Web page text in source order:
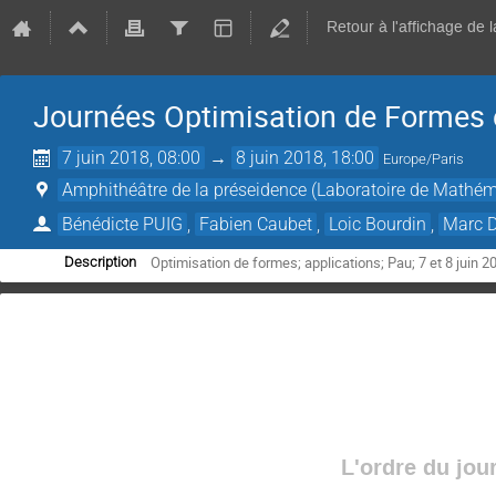
Retour à l'affichage de
Journées Optimisation de
7 juin 2018, 08:00 → 8 juin 2018, 18:00 Europe/Paris
Amphithéâtre de la préseidence (Laboratoire de
Bénédicte PUIG
Fabien Caubet Loic Bourdin Marc
Description Optimisation de formes; applications; Pau; 7 et 8 juin
L'ordre du